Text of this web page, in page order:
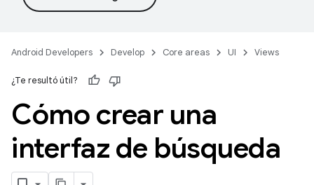
Android Developers Develop Core areas UI Views
¿Te resultó útil?
Cómo crear una
interfaz de búsqueda